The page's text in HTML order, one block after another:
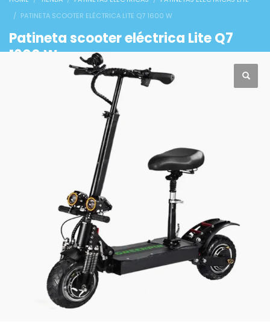
PATINETA SCOOTER ELÉCTRICA LITE Q7 1600 W
Patineta scooter eléctrica Lite Q7
1600 W